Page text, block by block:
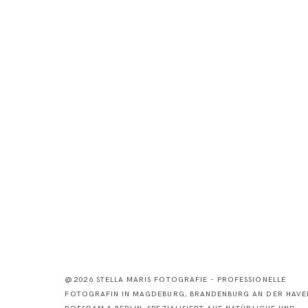
@2026 STELLA MARIS FOTOGRAFIE - PROFESSIONELLE
FOTOGRAFIN IN MAGDEBURG, BRANDENBURG AN DER